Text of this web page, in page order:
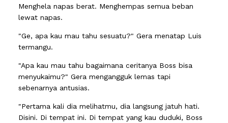
Menghela napas berat. Menghempas semua beban
lewat napas.
"Ge, apa kau mau tahu sesuatu?" Gera menatap Luis
termangu.
"Apa kau mau tahu bagaimana ceritanya Boss bisa
menyukaimu?" Gera mengangguk lemas tapi
sebenarnya antusias.
"Pertama kali dia melihatmu, dia langsung jatuh hati.
Disini. Di tempat ini. Di tempat yang kau duduki, Boss